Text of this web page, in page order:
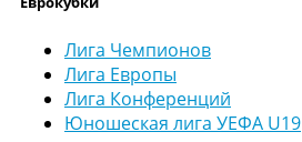
Лига Чемпионов
Лига Европы
Лига Конференций
Юношеская лига УЕФА U19